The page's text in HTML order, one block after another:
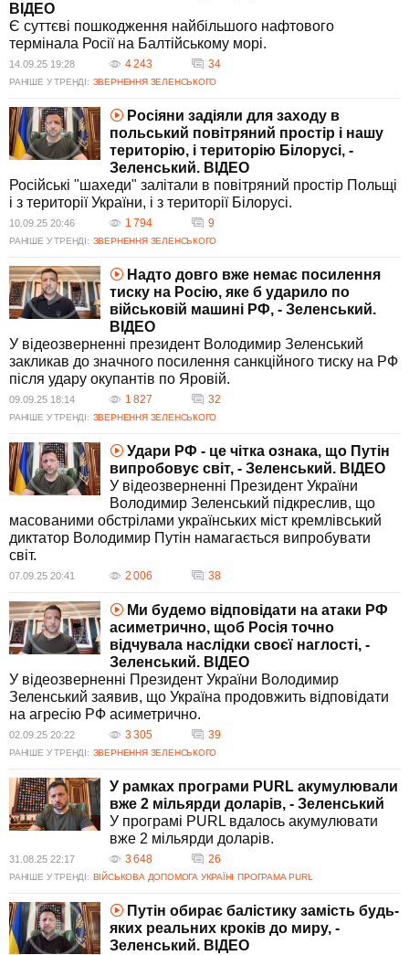
ВIДЕО
Є суттєві пошкодження найбільшого нафтового
термінала Росії на Балтійському морі.
14.09.25 19:28 4 243 34
РАНІШЕ У ТРЕНДІ: ЗВЕРНЕННЯ ЗЕЛЕНСЬКОГО
Росіяни задіяли для заходу в
польський повітряний простір і нашу
територію, і територію Білорусі, -
Зеленський. ВIДЕО
Російські "шахеди" залітали в повітряний простір Польщі
і з території України, і з території Білорусі.
10.09.25 20:46 1 794 9
РАНІШЕ У ТРЕНДІ: ЗВЕРНЕННЯ ЗЕЛЕНСЬКОГО
Надто довго вже немає посилення
тиску на Росію, яке б ударило по
військовій машині РФ, - Зеленський.
ВIДЕО
У відеозверненні президент Володимир Зеленський
закликав до значного посилення санкційного тиску на РФ
після удару окупантів по Яровій.
09.09.25 18:14 1 827 32
РАНІШЕ У ТРЕНДІ: ЗВЕРНЕННЯ ЗЕЛЕНСЬКОГО
Удари РФ - це чітка ознака, що Путін
випробовує світ, - Зеленський. ВIДЕО
У відеозверненні Президент України
Володимир Зеленський підкреслив, що
масованими обстрілами українських міст кремлівський
диктатор Володимир Путін намагається випробувати
світ.
07.09.25 20:41 2 006 38
Ми будемо відповідати на атаки РФ
асиметрично, щоб Росія точно
відчувала наслідки своєї наглості, -
Зеленський. ВIДЕО
У відеозверненні Президент України Володимир
Зеленський заявив, що Україна продовжить відповідати
на агресію РФ асиметрично.
02.09.25 20:22 3 305 39
РАНІШЕ У ТРЕНДІ: ЗВЕРНЕННЯ ЗЕЛЕНСЬКОГО
У рамках програми PURL акумулювали
вже 2 мільярди доларів, - Зеленський
У програмі PURL вдалось акумулювати
вже 2 мільярди доларів.
31.08.25 22:17 3 648 26
РАНІШЕ У ТРЕНДІ: ВІЙСЬКОВА ДОПОМОГА УКРАЇНІ ПРОГРАМА PURL
Путін обирає балістику замість будь-
яких реальних кроків до миру, -
Зеленський. ВIДЕО